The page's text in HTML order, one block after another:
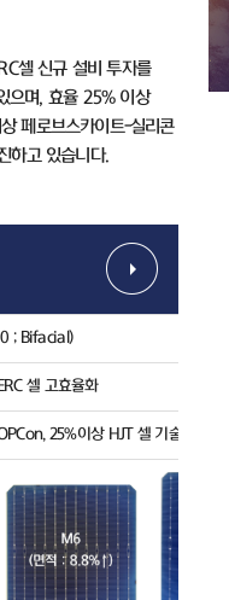
셀 신규 설비 투자를
으며, 효율 25% 이상
페로브스카이트-실리콘
하고 있습니다.
; Bifacial)
셀 고효율화
25%이상 HJT 셀 기술 개발